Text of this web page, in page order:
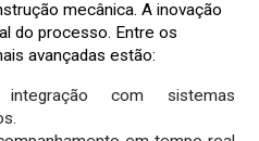
mecânica. A inovação
do processo. Entre os
avançadas estão:
com sistemas